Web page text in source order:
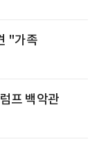
"가족
프 백악관